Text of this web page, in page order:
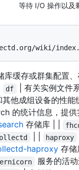
等待 I/O 操作以及
库缓存或群集配置
df | 有关实例文件
其他成组设备的性能
的统计信息，提
存储库 | |
haproxy
haproxy 存储
服务的活